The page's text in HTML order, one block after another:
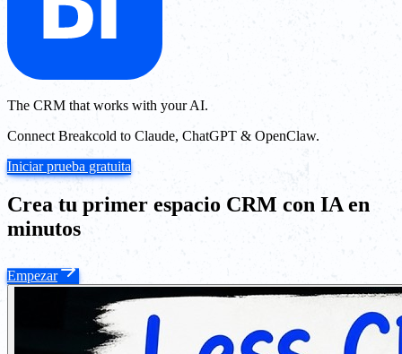
The CRM that works with your AI.
Connect Breakcold to Claude, ChatGPT & OpenClaw.
Iniciar prueba gratuita
Crea tu primer espacio CRM con IA en
minutos
Empezar